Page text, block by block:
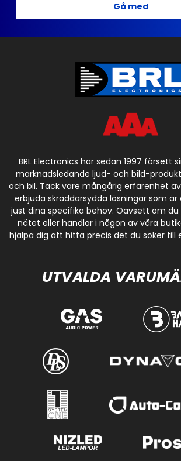
Gå med
BRL Electronics har sedan 1997 försett
marknadsledande ljud- och bild-
och bil. Tack vare mångårig erfarenhet
erbjuda skräddarsydda lösningar som
just dina specifika behov. Oavsett om du
nätet eller handlar i någon av våra
hjälpa dig att hitta precis det du söker till
UTVALDA